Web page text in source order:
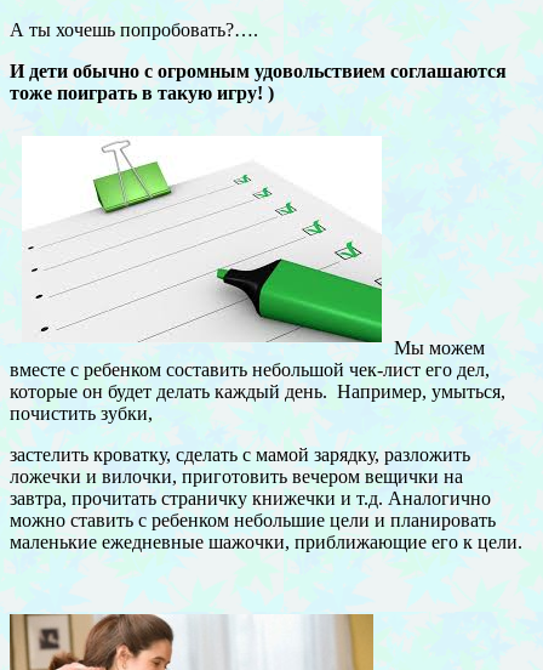
А ты хочешь попробовать?….
И дети обычно с огромным удовольствием соглашаются
тоже поиграть в такую игру! )
Мы можем
вместе с ребенком составить небольшой чек-лист его дел,
которые он будет делать каждый день. Например, умыться,
почистить зубки,
застелить кроватку, сделать с мамой зарядку, разложить
ложечки и вилочки, приготовить вечером вещички на
завтра, прочитать страничку книжечки и т.д. Аналогично
можно ставить с ребенком небольшие цели и планировать
маленькие ежедневные шажочки, приближающие его к цели.